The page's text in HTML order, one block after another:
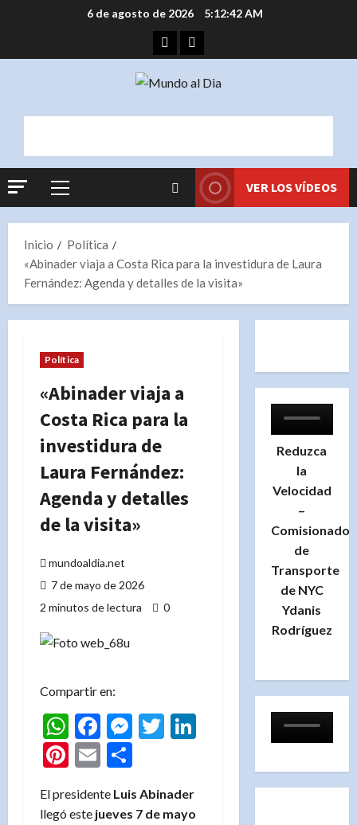
6 de agosto de 2026 5:12:42 AM
FacebookInstagram
Menú
VER LOS VÍDEOS
Inicio
Política
«Abinader viaja a Costa Rica para la investidura de Laura
Fernández: Agenda y detalles de la visita»
Política
«Abinader viaja a
Costa Rica para la
investidura de
Laura Fernández:
Agenda y detalles
de la visita»
mundoaldia.net
7 de mayo de 2026
2 minutos de lectura
0
Compartir en:
WhatsApp
Facebook
Messenger
TwitterLinkedIn
Pinterest
Email
El presidente Luis Abinader
llegó este jueves 7 de mayo
Reduzca
la
Velocidad
–
Comisionado
de
Transporte
de NYC
Ydanis
Rodríguez